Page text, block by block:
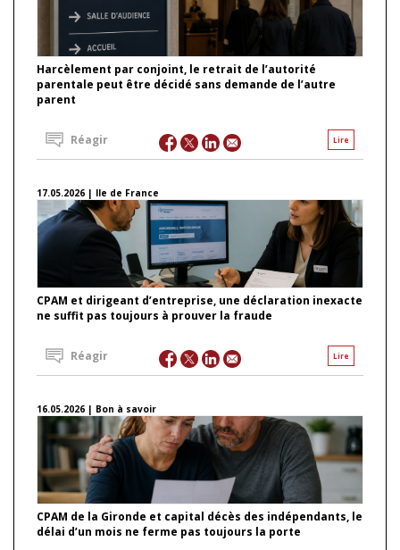
Harcèlement par conjoint, le retrait de l’autorité
parentale peut être décidé sans demande de l’autre
parent
Lire
Réagir
17.05.2026 | Ile de France
CPAM et dirigeant d’entreprise, une déclaration inexacte
ne suffit pas toujours à prouver la fraude
Lire
Réagir
16.05.2026 | Bon à savoir
CPAM de la Gironde et capital décès des indépendants, le
délai d’un mois ne ferme pas toujours la porte